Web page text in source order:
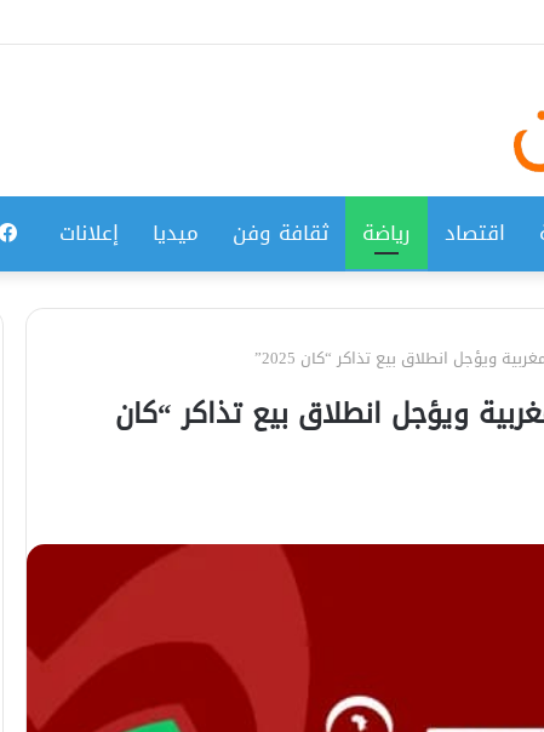
اقتصاد رياضة ثقافة وفن ميديا إعلانات
ويؤجل انطلاق بيع تذاكر “كان 2025”
ويؤجل انطلاق بيع تذاكر “كان